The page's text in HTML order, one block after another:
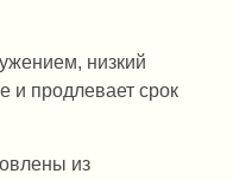
низкий
и продлевает срок
из